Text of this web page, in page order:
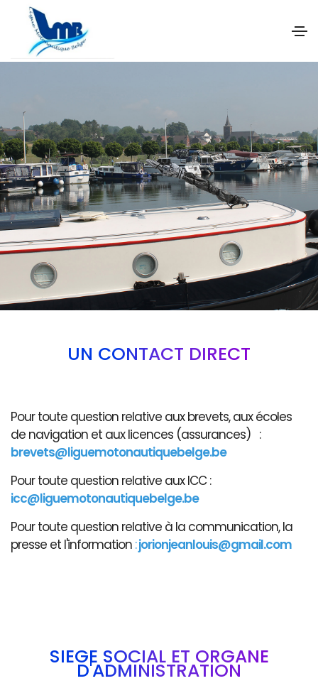
UN CONTACT DIRECT
Pour toute question relative aux brevets, aux écoles
de navigation et aux licences (assurances) :
brevets@liguemotonautiquebelge.be
Pour toute question relative aux ICC :
icc@liguemotonautiquebelge.be
Pour toute question relative à la communication, la
presse et l'information :jorionjeanlouis@gmail.com
SIÈGE SOCIAL ET ORGANE
D'ADMINISTRATION